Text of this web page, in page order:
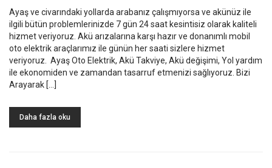
Ayaş ve civarındaki yollarda arabanız çalışmıyorsa ve akünüz ile
ilgili bütün problemlerinizde 7 gün 24 saat kesintisiz olarak kaliteli
hizmet veriyoruz. Akü arızalarına karşı hazır ve donanımlı mobil
oto elektrik araçlarımız ile günün her saati sizlere hizmet
veriyoruz. Ayaş Oto Elektrik, Akü Takviye, Akü değişimi, Yol yardım
ile ekonomiden ve zamandan tasarruf etmenizi sağlıyoruz. Bizi
Arayarak […]
Daha fazla oku